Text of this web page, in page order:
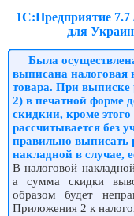
1С:Предприятие 7.7
для
Была
выписана налоговая
товара. При выписке
2) в печатной форме
скидкии, кроме
рассчитывается без
правильно выписать
накладной в случае,
В налоговой
а сумма скидки
образом будет
Приложения 2 к